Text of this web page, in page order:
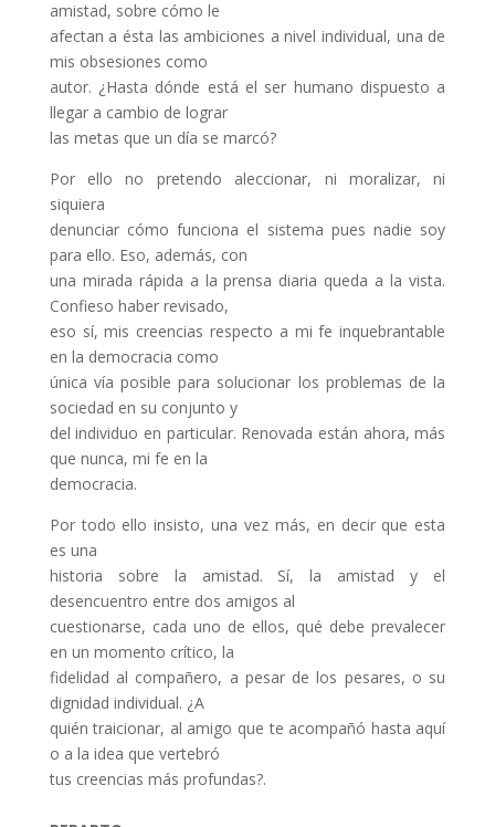
amistad, sobre cómo le
afectan a ésta las ambiciones a nivel individual, una de
mis obsesiones como
autor. ¿Hasta dónde está el ser humano dispuesto a
llegar a cambio de lograr
las metas que un día se marcó?
Por ello no pretendo aleccionar, ni moralizar, ni
siquiera
denunciar cómo funciona el sistema pues nadie soy
para ello. Eso, además, con
una mirada rápida a la prensa diaria queda a la vista.
Confieso haber revisado,
eso sí, mis creencias respecto a mi fe inquebrantable
en la democracia como
única vía posible para solucionar los problemas de la
sociedad en su conjunto y
del individuo en particular. Renovada están ahora, más
que nunca, mi fe en la
democracia.
Por todo ello insisto, una vez más, en decir que esta
es una
historia sobre la amistad. Sí, la amistad y el
desencuentro entre dos amigos al
cuestionarse, cada uno de ellos, qué debe prevalecer
en un momento crítico, la
fidelidad al compañero, a pesar de los pesares, o su
dignidad individual. ¿A
quién traicionar, al amigo que te acompañó hasta aquí
o a la idea que vertebró
tus creencias más profundas?.